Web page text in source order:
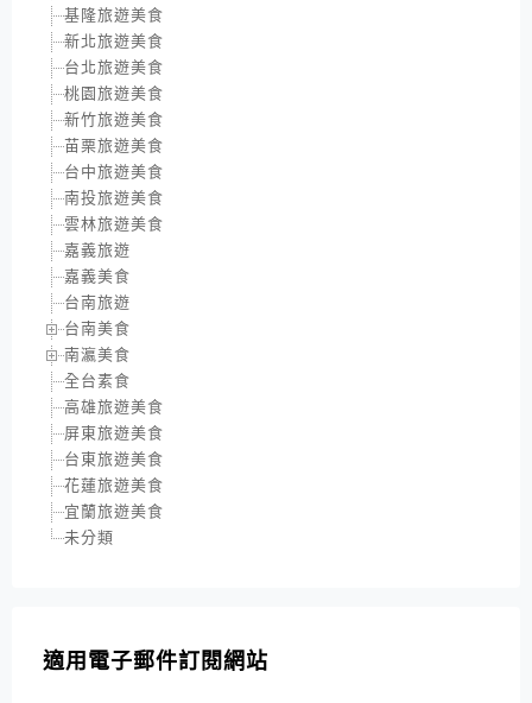
基隆旅遊美食
新北旅遊美食
台北旅遊美食
桃園旅遊美食
新竹旅遊美食
苗栗旅遊美食
台中旅遊美食
南投旅遊美食
雲林旅遊美食
嘉義旅遊
嘉義美食
台南旅遊
台南美食
南瀛美食
全台素食
高雄旅遊美食
屏東旅遊美食
台東旅遊美食
花蓮旅遊美食
宜蘭旅遊美食
未分類
適用電子郵件訂閱網站